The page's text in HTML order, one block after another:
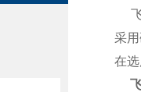
飞
采
在